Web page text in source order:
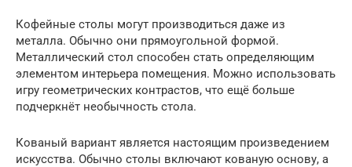
Кофейные столы могут производиться даже из
металла. Обычно они прямоугольной формой.
Металлический стол способен стать определяющим
элементом интерьера помещения. Можно использовать
игру геометрических контрастов, что ещё больше
подчеркнёт необычность стола.
Кованый вариант является настоящим произведением
искусства. Обычно столы включают кованую основу, а